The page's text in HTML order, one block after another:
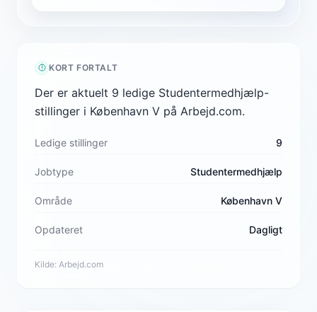
KORT FORTALT
Der er aktuelt 9 ledige Studentermedhjælp-
stillinger i København V på Arbejd.com.
Ledige stillinger 9
Jobtype Studentermedhjælp
Område København V
Opdateret Dagligt
Kilde: Arbejd.com